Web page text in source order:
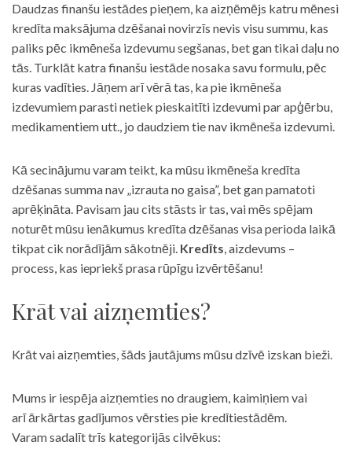
Daudzas finanšu iestādes pieņem, ka aizņēmējs katru mēnesi
kredīta maksājuma dzēšanai novirzīs nevis visu summu, kas
paliks pēc ikmēneša izdevumu segšanas, bet gan tikai daļu no
tās. Turklāt katra finanšu iestāde nosaka savu formulu, pēc
kuras vadīties. Jāņem arī vērā tas, ka pie ikmēneša
izdevumiem parasti netiek pieskaitīti izdevumi par apģērbu,
medikamentiem utt., jo daudziem tie nav ikmēneša izdevumi.
Kā secinājumu varam teikt, ka mūsu ikmēneša kredīta
dzēšanas summa nav „izrauta no gaisa”, bet gan pamatoti
aprēķināta. Pavisam jau cits stāsts ir tas, vai mēs spējam
noturēt mūsu ienākumus kredīta dzēšanas visa perioda laikā
tikpat cik norādījām sākotnēji. Kredīts, aizdevums –
process, kas iepriekš prasa rūpīgu izvērtēšanu!
Krāt vai aizņemties?
Krāt vai aizņemties, šāds jautājums mūsu dzīvē izskan bieži.
Mums ir iespēja aizņemties no draugiem, kaimiņiem vai
arī ārkārtas gadījumos vērsties pie kredītiestādēm.
Varam sadalīt trīs kategorijās cilvēkus: